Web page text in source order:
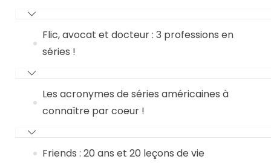
Flic, avocat et docteur : 3 professions en
séries !
Les acronymes de séries américaines à
connaître par coeur !
Friends : 20 ans et 20 leçons de vie